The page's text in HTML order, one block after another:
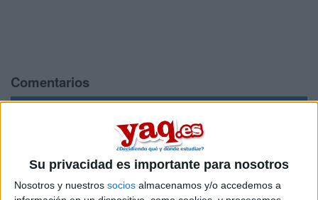
Su privacidad es importante para nosotros
Nosotros y nuestros socios almacenamos y/o accedemos a
Comentarios
2 de septiembre, 2014 - 18:08 #2
Desconectado
Hola José Antonio.
Los créditos ECTS es un nuevo sistema que se implantó con
Bolonia y que sirve para medir el tiempo invertido en ir a